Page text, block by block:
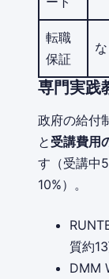
転職
保証
専門実践
政府の給付
と 受講費用
す（受講中
10%）。
質約13
DMM